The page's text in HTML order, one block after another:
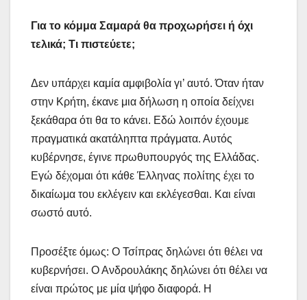
Για το κόμμα Σαμαρά θα προχωρήσει ή όχι
τελικά; Τι πιστεύετε;
Δεν υπάρχει καμία αμφιβολία γι’ αυτό. Όταν ήταν
στην Κρήτη, έκανε μια δήλωση η οποία δείχνει
ξεκάθαρα ότι θα το κάνει. Εδώ λοιπόν έχουμε
πραγματικά ακατάληπτα πράγματα. Αυτός
κυβέρνησε, έγινε πρωθυπουργός της Ελλάδας.
Εγώ δέχομαι ότι κάθε Έλληνας πολίτης έχει το
δικαίωμα του εκλέγειν και εκλέγεσθαι. Και είναι
σωστό αυτό.
Προσέξτε όμως: Ο Τσίπρας δηλώνει ότι θέλει να
κυβερνήσει. Ο Ανδρουλάκης δηλώνει ότι θέλει να
είναι πρώτος με μία ψήφο διαφορά. Η